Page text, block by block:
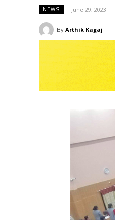
NEWS June 29, 2023
By Arthik Kagaj